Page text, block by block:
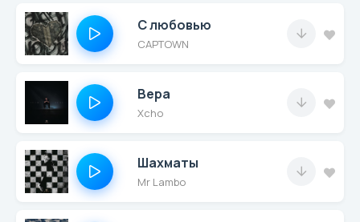
С любовью
CAPTOWN
Вера
Xcho
Шахматы
Mr Lambo